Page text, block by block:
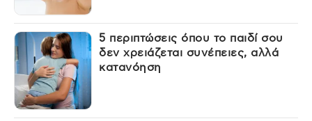
5 περιπτώσεις όπου το παιδί σου
δεν χρειάζεται συνέπειες, αλλά
κατανόηση